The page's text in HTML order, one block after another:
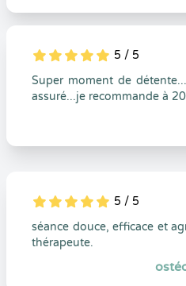
5
1
5
0 5 / 5
Super moment de
assuré...je recommande à
5
1
5
0 5 / 5
séance douce, efficace et
thérapeute.